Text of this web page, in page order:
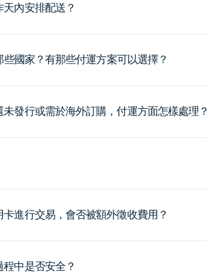
內安排配送？
國家？有那些付運方案可以選擇？
發行或需於海外訂購，付運方面怎樣處理？
進行交易，會否被額外徵收費用？
中是否安全？